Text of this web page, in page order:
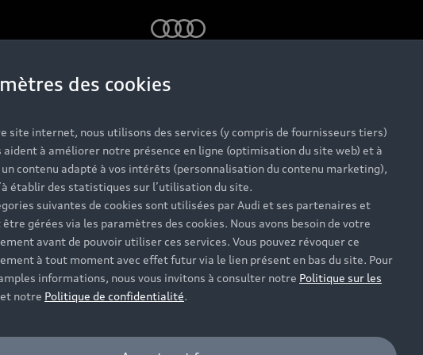
des cookies
site internet, nous utilisons des services (y compris de fournisseurs tiers)
aident à améliorer notre présence en ligne (optimisation du site web) et à
contenu adapté à vos intérêts (personnalisation du contenu marketing),
établir des statistiques sur l’utilisation du site.
suivantes de cookies sont utilisées par Audi et ses partenaires et
être gérées via les paramètres des cookies. Nous avons besoin de votre
avant de pouvoir utiliser ces services. Vous pouvez révoquer ce
à tout moment avec effet futur via le lien présent en bas du site. Pour
informations, nous vous invitons à consulter notre Politique sur les
et notre Politique de confidentialité.
hybride inspiré de la Formule 1®.